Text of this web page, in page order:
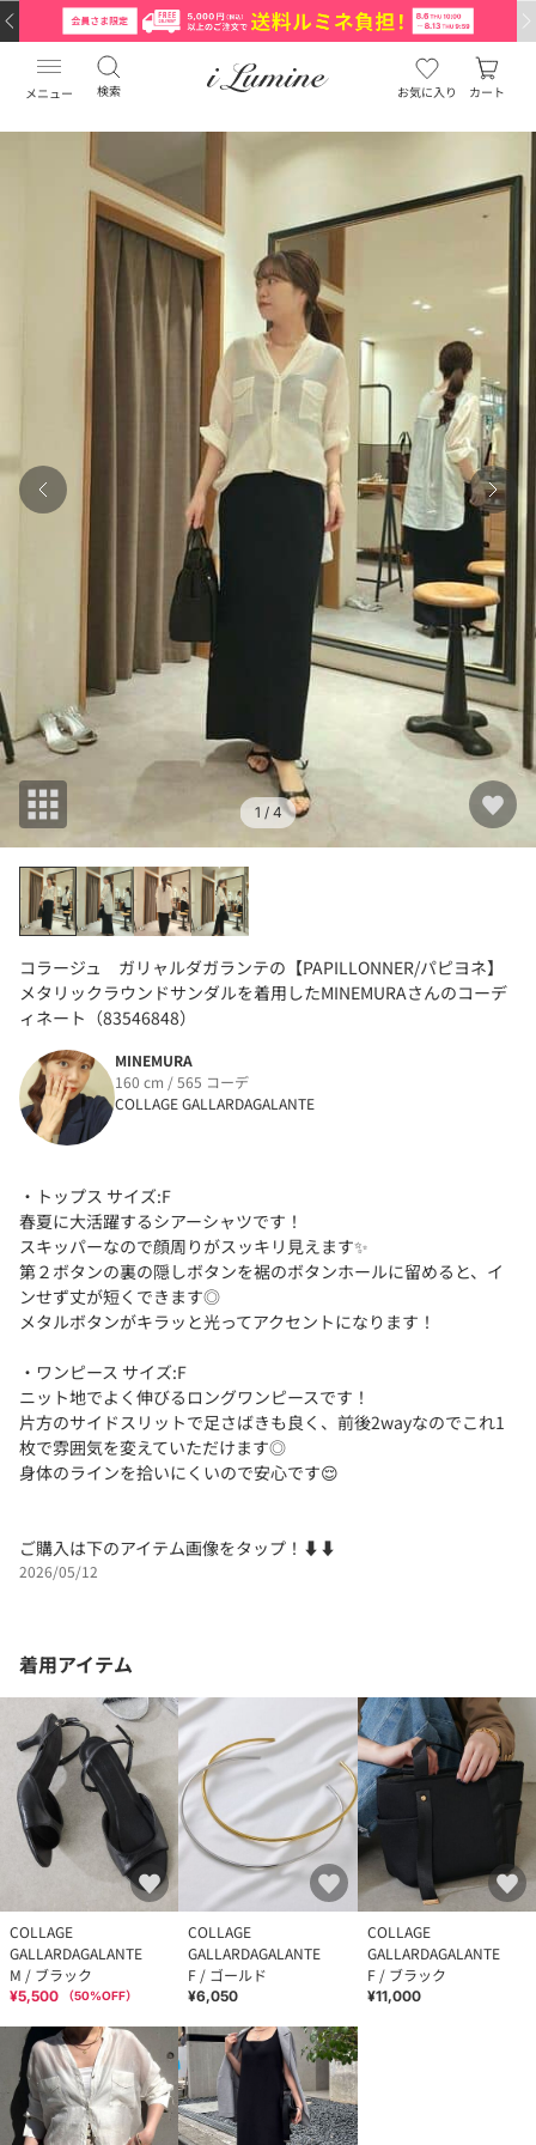
メニュー 検索 お気に入り カート
1 / 4
コラージュ ガリャルダガランテの【PAPILLONNER/パピヨネ】
メタリックラウンドサンダルを着用したMINEMURAさんのコーデ
ィネート（83546848）
MINEMURA
160 cm / 565 コーデ
COLLAGE GALLARDAGALANTE
・トップス サイズ:F
春夏に大活躍するシアーシャツです！
スキッパーなので顔周りがスッキリ見えます✨
第２ボタンの裏の隠しボタンを裾のボタンホールに留めると、イ
ンせず丈が短くできます◎
メタルボタンがキラッと光ってアクセントになります！
・ワンピース サイズ:F
ニット地でよく伸びるロングワンピースです！
片方のサイドスリットで足さばきも良く、前後2wayなのでこれ1
枚で雰囲気を変えていただけます◎
身体のラインを拾いにくいので安心です😌
ご購入は下のアイテム画像をタップ！⬇⬇
2026/05/12
着用アイテム
COLLAGE
GALLARDAGALANTE
M / ブラック
¥5,500 （50%OFF）
COLLAGE
GALLARDAGALANTE
F / ゴールド
¥6,050
COLLAGE
GALLARDAGALANTE
F / ブラック
¥11,000